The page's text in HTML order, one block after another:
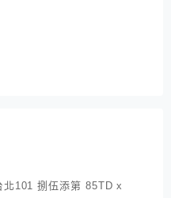
北101 捌伍添第 85TD x